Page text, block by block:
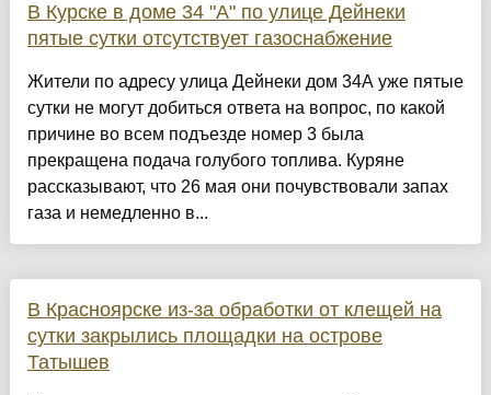
В Курске в доме 34 "А" по улице Дейнеки
пятые сутки отсутствует газоснабжение
Жители по адресу улица Дейнеки дом 34А уже пятые
сутки не могут добиться ответа на вопрос, по какой
причине во всем подъезде номер 3 была
прекращена подача голубого топлива. Куряне
рассказывают, что 26 мая они почувствовали запах
газа и немедленно в...
В Красноярске из-за обработки от клещей на
сутки закрылись площадки на острове
Татышев